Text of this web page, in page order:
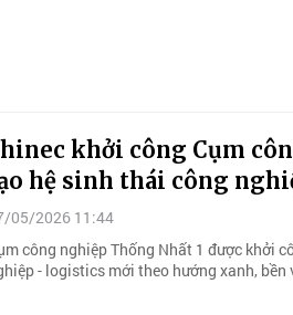
khởi công Cụm
hệ sinh thái công
05/2026 11:44
công nghiệp Thống Nhất 1 được khởi
- logistics mới theo hướng xanh, bền